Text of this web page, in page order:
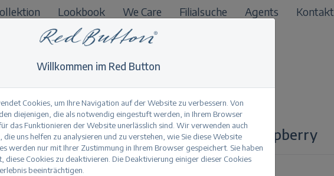
Lookbook We Care Filialsuche Agents
Kontakt
B2B
Bibette multi jacquard raspberry
Willkommen im Red Button
Cookies, um Ihre Navigation auf der Website zu verbessern. Von
diejenigen, die als notwendig eingestuft werden, in Ihrem Browser
das Funktionieren der Website unerlässlich sind. Wir verwenden auch
die uns helfen zu analysieren und zu verstehen, wie Sie diese Website
werden nur mit Ihrer Zustimmung in Ihrem Browser gespeichert. Sie haben
diese Cookies zu deaktivieren. Die Deaktivierung einiger dieser Cookies
beeinträchtigen.